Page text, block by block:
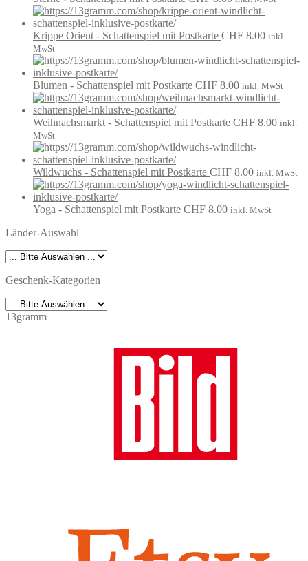
Krippe Orient - Schattenspiel mit Postkarte CHF 8.00 inkl.
MwSt
Blumen - Schattenspiel mit Postkarte CHF 8.00 inkl. MwSt
Weihnachsmarkt - Schattenspiel mit Postkarte CHF 8.00 inkl.
MwSt
Wildwuchs - Schattenspiel mit Postkarte CHF 8.00 inkl. MwSt
Yoga - Schattenspiel mit Postkarte CHF 8.00 inkl. MwSt
Länder-Auswahl
Geschenk-Kategorien
13gramm